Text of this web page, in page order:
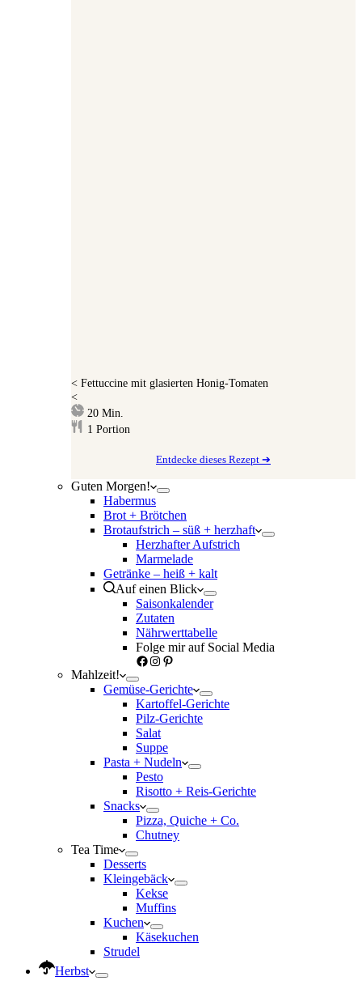
< Fettuccine mit glasierten Honig-Tomaten
<
20Minuten
Min.
1 Portion
Entdecke dieses Rezept ➔
Guten Morgen!
Habermus
Brot + Brötchen
Brotaufstrich – süß + herzhaft
Herzhafter Aufstrich
Marmelade
Getränke – heiß + kalt
Auf einen Blick
Saisonkalender
Zutaten
Nährwerttabelle
Folge mir auf Social Media
Facebook
Instagram
Pinterest
Mahlzeit!
Gemüse-Gerichte
Kartoffel-Gerichte
Pilz-Gerichte
Salat
Suppe
Pasta + Nudeln
Pesto
Risotto + Reis-Gerichte
Snacks
Pizza, Quiche + Co.
Chutney
Tea Time
Desserts
Kleingebäck
Kekse
Muffins
Kuchen
Käsekuchen
Strudel
Herbst